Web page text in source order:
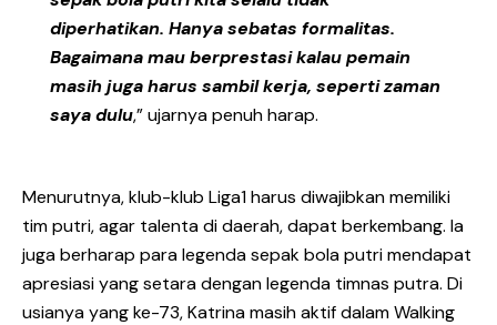
diperhatikan. Hanya sebatas formalitas.
Bagaimana mau berprestasi kalau pemain
masih juga harus sambil kerja, seperti zaman
saya dulu,” ujarnya penuh harap.
Menurutnya, klub-klub Liga1 harus diwajibkan memiliki
tim putri, agar talenta di daerah, dapat berkembang. Ia
juga berharap para legenda sepak bola putri mendapat
apresiasi yang setara dengan legenda timnas putra. Di
usianya yang ke-73, Katrina masih aktif dalam Walking